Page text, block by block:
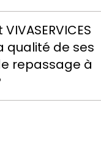
qualité de ses
repassage à